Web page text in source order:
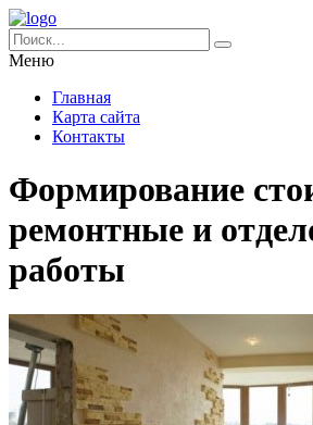
Меню
Главная
Карта сайта
Контакты
Формирование
ремонтные и
работы